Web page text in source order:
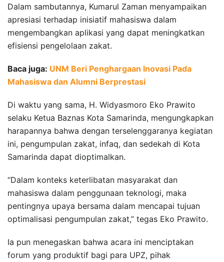
Dalam sambutannya, Kumarul Zaman menyampaikan
apresiasi terhadap inisiatif mahasiswa dalam
mengembangkan aplikasi yang dapat meningkatkan
efisiensi pengelolaan zakat.
Baca juga: UNM Beri Penghargaan Inovasi Pada
Mahasiswa dan Alumni Berprestasi
Di waktu yang sama, H. Widyasmoro Eko Prawito
selaku Ketua Baznas Kota Samarinda, mengungkapkan
harapannya bahwa dengan terselenggaranya kegiatan
ini, pengumpulan zakat, infaq, dan sedekah di Kota
Samarinda dapat dioptimalkan.
“Dalam konteks keterlibatan masyarakat dan
mahasiswa dalam penggunaan teknologi, maka
pentingnya upaya bersama dalam mencapai tujuan
optimalisasi pengumpulan zakat,” tegas Eko Prawito.
Ia pun menegaskan bahwa acara ini menciptakan
forum yang produktif bagi para UPZ, pihak